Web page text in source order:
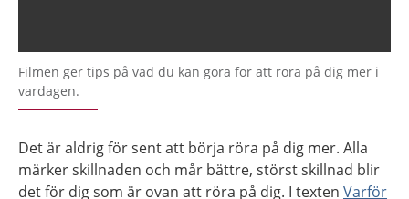
Filmen ger tips på vad du kan göra för att röra på dig mer i
vardagen.
Det är aldrig för sent att börja röra på dig mer. Alla
märker skillnaden och mår bättre, störst skillnad blir
det för dig som är ovan att röra på dig. I texten Varför